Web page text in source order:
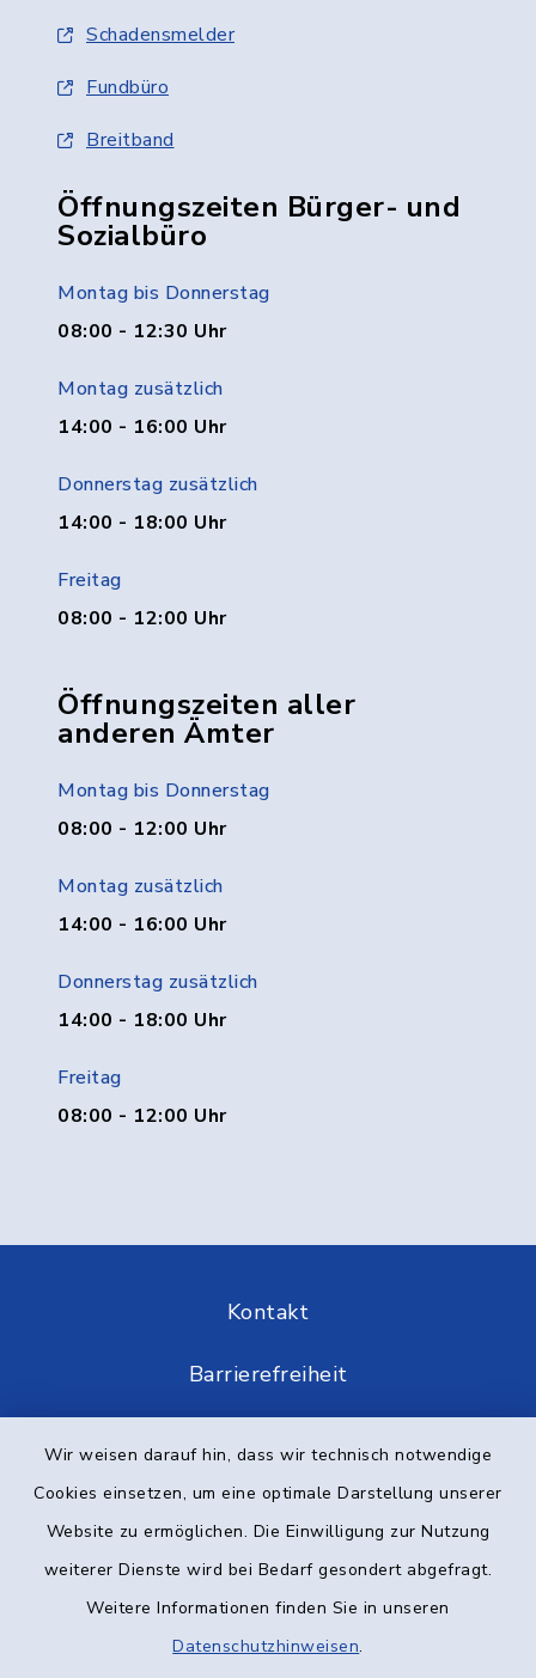
Wir weisen darauf hin, dass wir technisch notwendige
Cookies einsetzen, um eine optimale Darstellung unserer
Website zu ermöglichen. Die Einwilligung zur Nutzung
weiterer Dienste wird bei Bedarf gesondert abgefragt.
Weitere Informationen finden Sie in unseren
Datenschutzhinweisen.
Schadensmelder
Fundbüro
Breitband
Öffnungszeiten Bürger- und
Sozialbüro
Montag bis Donnerstag
08:00 - 12:30 Uhr
Montag zusätzlich
14:00 - 16:00 Uhr
Donnerstag zusätzlich
14:00 - 18:00 Uhr
Freitag
08:00 - 12:00 Uhr
Öffnungszeiten aller
anderen Ämter
Montag bis Donnerstag
08:00 - 12:00 Uhr
Montag zusätzlich
14:00 - 16:00 Uhr
Donnerstag zusätzlich
14:00 - 18:00 Uhr
Freitag
08:00 - 12:00 Uhr
Kontakt
Barrierefreiheit
Impressum
Elektronische Kommunikation
Sitemap